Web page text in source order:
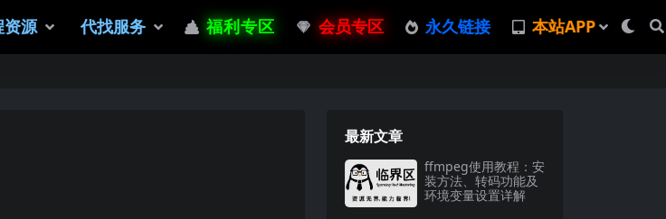
资源 代找服务 福利专区 会员专区 永久链接 本站APP
最新文章
ffmpeg使用教程：安
装方法、转码功能及
环境变量设置详解